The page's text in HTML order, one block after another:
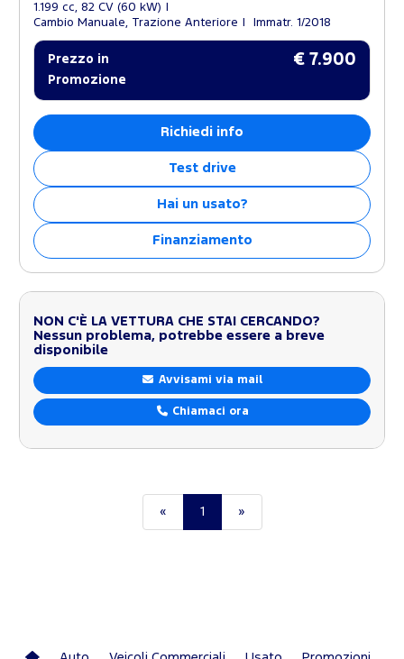
1.199 cc, 82 CV (60 kW)
Cambio Manuale, Trazione Anteriore
Immatr. 1/2018
Prezzo in
Promozione
€ 7.900
Richiedi info
Test drive
Hai un usato?
Finanziamento
NON C'È LA VETTURA CHE STAI CERCANDO?
Nessun problema, potrebbe essere a breve
disponibile
Avvisami via mail
Chiamaci ora
« 1 »